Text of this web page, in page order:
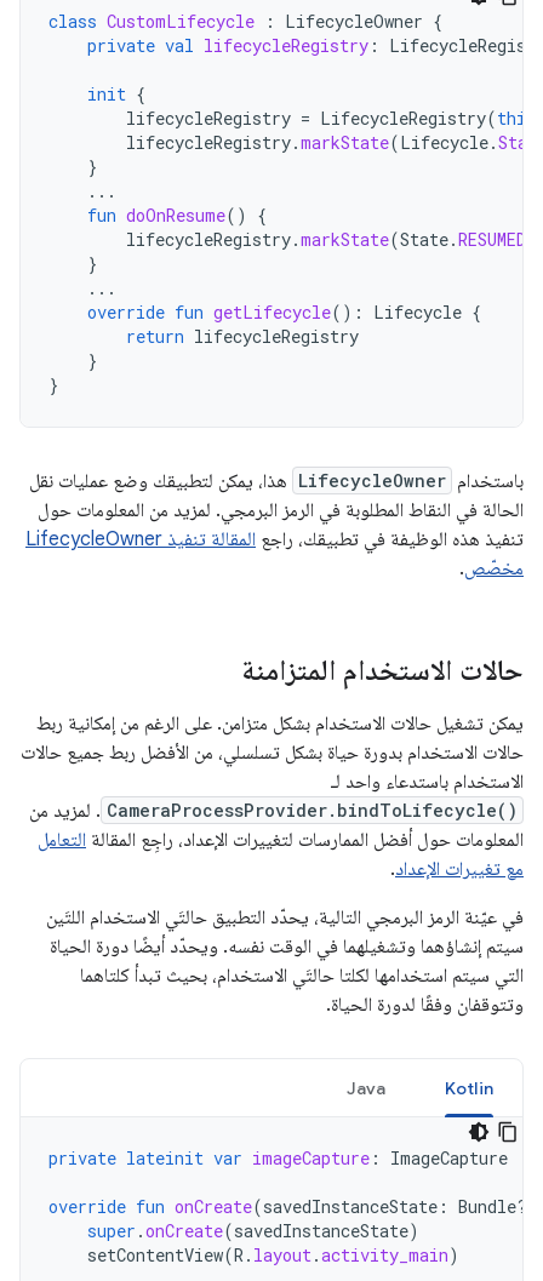
class CustomLifecycle : LifecycleOwner {
private val lifecycleRegistry :
init {
lifecycleRegistry = LifecycleRegistry(this
lifecycleRegistry.markState(Lifecycle.
}
...
fun doOnResume()
{
lifecycleRegistry.markState(State.RESUMED
}
...
override fun getLifecycle(): Lifecycle {
return lifecycleRegistry
}
}
باستخدام LifecycleOwner هذا، يمكن لتطبيقك وضع عمليات نقل
الحالة في النقاط المطلوبة في الرمز البرمجي. لمزيد من المعلومات حول
تنفيذ هذه الوظيفة في تطبيقك، راجع
المقالة تنفيذ LifecycleOwner
مخصّص.
حالات الاستخدام المتزامنة
يمكن تشغيل حالات الاستخدام بشكل متزامن. على الرغم من إمكانية ربط
حالات الاستخدام بدورة حياة بشكل تسلسلي، من الأفضل ربط جميع حالات
الاستخدام باستدعاء واحد لـ
CameraProcessProvider.bindToLifecycle() . لمزيد من
المعلومات حول أفضل الممارسات لتغييرات الإعداد، راجِع المقالة التعامل
مع تغييرات الإعداد.
في عيّنة الرمز البرمجي التالية، يحدّد التطبيق حالتَي الاستخدام اللتَين
سيتم إنشاؤهما وتشغيلهما في الوقت نفسه. ويحدّد أيضًا دورة الحياة
التي سيتم استخدامها لكلتا حالتَي الاستخدام، بحيث تبدأ كلتاهما
وتتوقفان وفقًا لدورة الحياة.
Kotlin
Java
private lateinit var imageCapture : ImageCapture
override fun onCreate(savedInstanceState : Bundle?)
super .onCreate(savedInstanceState)
setContentView(R . layout.activity_main)